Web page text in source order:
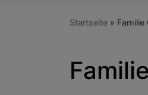
Startseite